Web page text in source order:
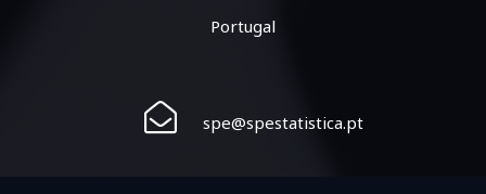
Portugal
spe@spestatistica.pt